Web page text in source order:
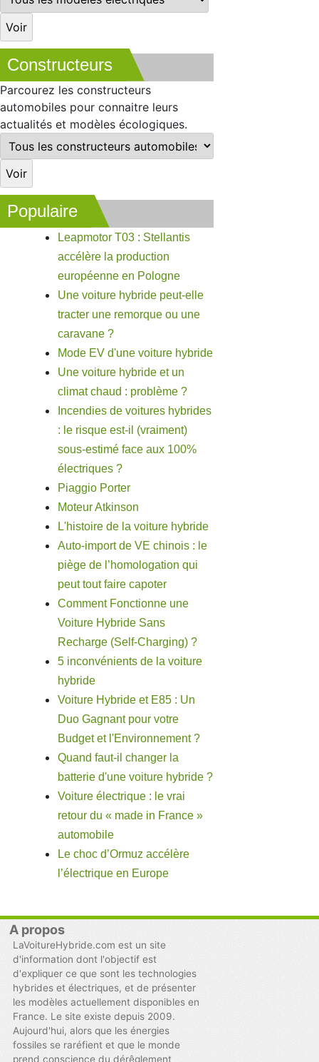
Constructeurs
Parcourez les constructeurs
automobiles pour connaitre leurs
actualités et modèles écologiques.
Populaire
Leapmotor T03 : Stellantis
accélère la production
européenne en Pologne
Une voiture hybride peut-elle
tracter une remorque ou une
caravane ?
Mode EV d'une voiture hybride
Une voiture hybride et un
climat chaud : problème ?
Incendies de voitures hybrides
: le risque est-il (vraiment)
sous-estimé face aux 100%
électriques ?
Piaggio Porter
Moteur Atkinson
L'histoire de la voiture hybride
Auto-import de VE chinois : le
piège de l’homologation qui
peut tout faire capoter
Comment Fonctionne une
Voiture Hybride Sans
Recharge (Self-Charging) ?
5 inconvénients de la voiture
hybride
Voiture Hybride et E85 : Un
Duo Gagnant pour votre
Budget et l'Environnement ?
Quand faut-il changer la
batterie d'une voiture hybride ?
Voiture électrique : le vrai
retour du « made in France »
automobile
Le choc d’Ormuz accélère
l’électrique en Europe
A propos
LaVoitureHybride.com est un site
d'information dont l'objectif est
d'expliquer ce que sont les technologies
hybrides et électriques, et de présenter
les modèles actuellement disponibles en
France. Le site existe depuis 2009.
Aujourd'hui, alors que les énergies
fossiles se raréfient et que le monde
prend conscience du dérêglement